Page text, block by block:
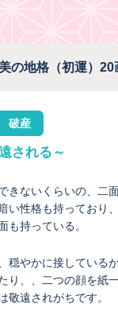
の地格（初運）20
破産
される～
きないくらいの、二
い性格も持っており
も持っている。
穏やかに接している
り、、二つの顔を紙
敬遠されがちです。